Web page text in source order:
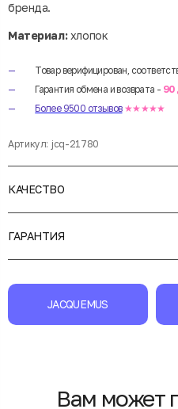
бренда.
Материал:хлопок
Товар верифицирован,
Гарантия обмена и возврата - 90
Более 9500 отзывов ★★★★★
Артикул: jcq-21780
КАЧЕСТВО
ГАРАНТИЯ
JACQUEMUS
Вам может